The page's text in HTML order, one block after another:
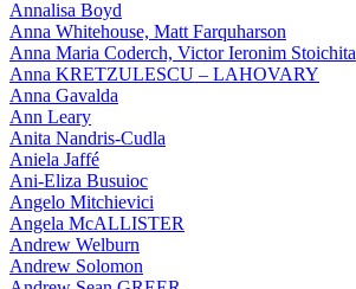
Annalisa Boyd
Anna Whitehouse, Matt Farquharson
Anna Maria Coderch, Victor Ieronim Stoichita
Anna KRETZULESCU – LAHOVARY
Anna Gavalda
Ann Leary
Anita Nandris-Cudla
Aniela Jaffé
Ani-Eliza Busuioc
Angelo Mitchievici
Angela McALLISTER
Andrew Welburn
Andrew Solomon